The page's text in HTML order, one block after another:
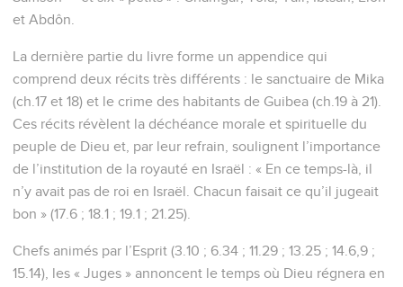
et Abdôn.
La dernière partie du livre forme un appendice qui
comprend deux récits très différents : le sanctuaire de Mika
(ch.17 et 18) et le crime des habitants de Guibea (ch.19 à 21).
Ces récits révèlent la déchéance morale et spirituelle du
peuple de Dieu et, par leur refrain, soulignent l’importance
de l’institution de la royauté en Israël : « En ce temps-là, il
n’y avait pas de roi en Israël. Chacun faisait ce qu’il jugeait
bon » (17.6 ; 18.1 ; 19.1 ; 21.25).
Chefs animés par l’Esprit (3.10 ; 6.34 ; 11.29 ; 13.25 ; 14.6,9 ;
15.14), les « Juges » annoncent le temps où Dieu régnera en